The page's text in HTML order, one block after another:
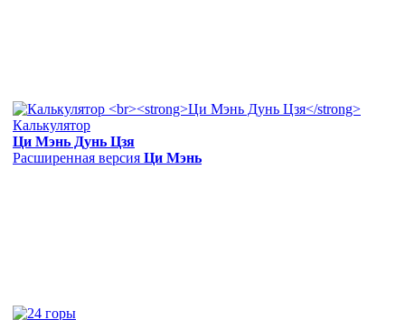
Калькулятор
Ци Мэнь Дунь Цзя
Расширенная версия Ци Мэнь